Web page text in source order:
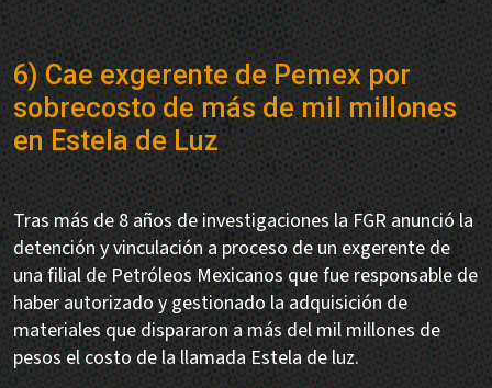
6) Cae exgerente de Pemex por
sobrecosto de más de mil millones
en Estela de Luz
Tras más de 8 años de investigaciones la FGR anunció la
detención y vinculación a proceso de un exgerente de
una filial de Petróleos Mexicanos que fue responsable de
haber autorizado y gestionado la adquisición de
materiales que dispararon a más del mil millones de
pesos el costo de la llamada Estela de luz.